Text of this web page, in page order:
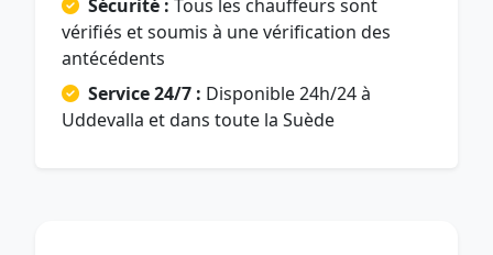
Sécurité : Tous les chauffeurs sont
vérifiés et soumis à une vérification des
antécédents
Service 24/7 : Disponible 24h/24 à
Uddevalla et dans toute la Suède